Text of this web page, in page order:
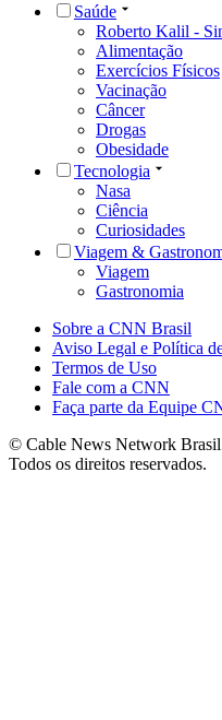
Saúde
Roberto Kalil -
Alimentação
Exercícios Físicos
Vacinação
Câncer
Drogas
Obesidade
Tecnologia
Nasa
Ciência
Curiosidades
Viagem &
Viagem
Gastronomia
Sobre a CNN Brasil
Aviso Legal e Política
Termos de Uso
Fale com a CNN
Faça parte da Equipe
© Cable News Network
Todos os direitos reservados.